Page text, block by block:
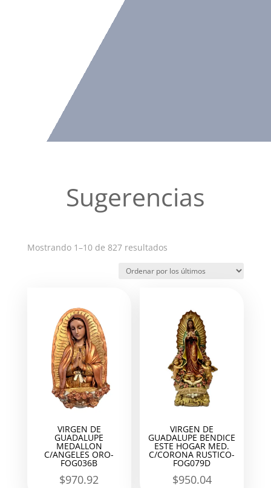
Sugerencias
Mostrando 1–10 de 827 resultadosOrdenado
los
VIRGEN DE
GUADALUPE
MEDALLON
C/ANGELES ORO-
FOG036B
$970.92
VIRGEN DE
GUADALUPE BENDICE
ESTE HOGAR MED.
C/CORONA RUSTICO-
FOG079D
$950.04